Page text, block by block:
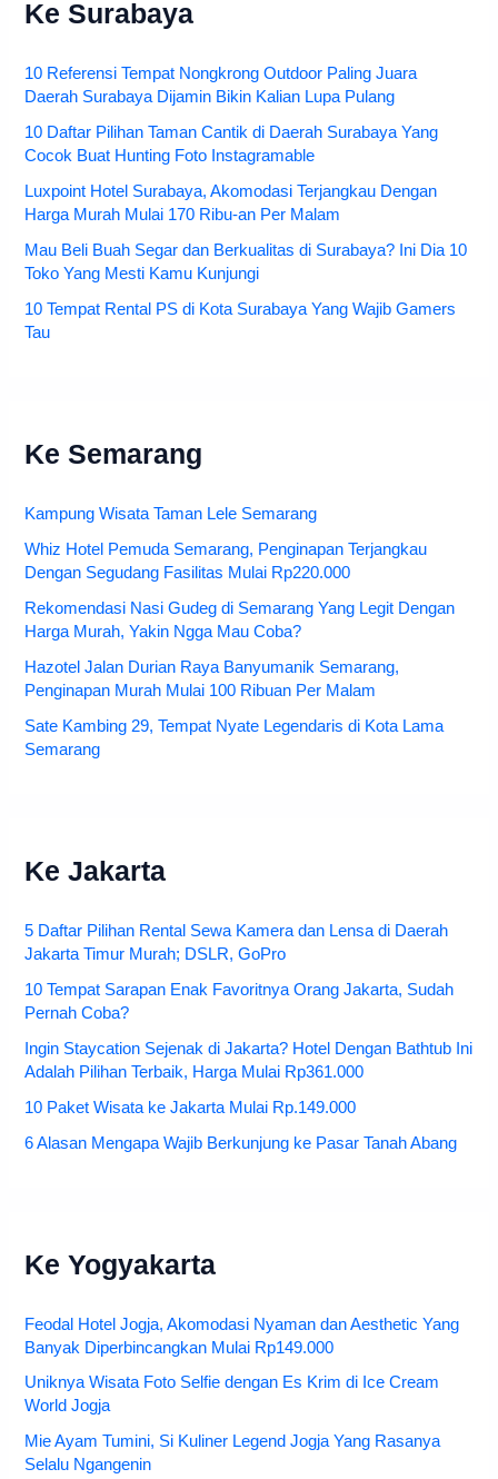
Ke Surabaya
10 Referensi Tempat Nongkrong Outdoor Paling Juara
Daerah Surabaya Dijamin Bikin Kalian Lupa Pulang
10 Daftar Pilihan Taman Cantik di Daerah Surabaya Yang
Cocok Buat Hunting Foto Instagramable
Luxpoint Hotel Surabaya, Akomodasi Terjangkau Dengan
Harga Murah Mulai 170 Ribu-an Per Malam
Mau Beli Buah Segar dan Berkualitas di Surabaya? Ini Dia 10
Toko Yang Mesti Kamu Kunjungi
10 Tempat Rental PS di Kota Surabaya Yang Wajib Gamers
Tau
Ke Semarang
Kampung Wisata Taman Lele Semarang
Whiz Hotel Pemuda Semarang, Penginapan Terjangkau
Dengan Segudang Fasilitas Mulai Rp220.000
Rekomendasi Nasi Gudeg di Semarang Yang Legit Dengan
Harga Murah, Yakin Ngga Mau Coba?
Hazotel Jalan Durian Raya Banyumanik Semarang,
Penginapan Murah Mulai 100 Ribuan Per Malam
Sate Kambing 29, Tempat Nyate Legendaris di Kota Lama
Semarang
Ke Jakarta
5 Daftar Pilihan Rental Sewa Kamera dan Lensa di Daerah
Jakarta Timur Murah; DSLR, GoPro
10 Tempat Sarapan Enak Favoritnya Orang Jakarta, Sudah
Pernah Coba?
Ingin Staycation Sejenak di Jakarta? Hotel Dengan Bathtub Ini
Adalah Pilihan Terbaik, Harga Mulai Rp361.000
10 Paket Wisata ke Jakarta Mulai Rp.149.000
6 Alasan Mengapa Wajib Berkunjung ke Pasar Tanah Abang
Ke Yogyakarta
Feodal Hotel Jogja, Akomodasi Nyaman dan Aesthetic Yang
Banyak Diperbincangkan Mulai Rp149.000
Uniknya Wisata Foto Selfie dengan Es Krim di Ice Cream
World Jogja
Mie Ayam Tumini, Si Kuliner Legend Jogja Yang Rasanya
Selalu Ngangenin